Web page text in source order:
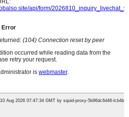
Urdu
Xhosa
Yiddish
Kinyarwanda
Oriya
Turkmen